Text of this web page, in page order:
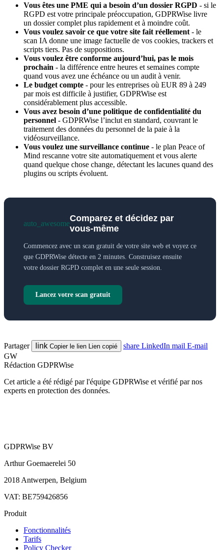
Vous êtes une PME qui a besoin d’un dossier RGPD - si le
RGPD est votre principale préoccupation, GDPRWise livre
un dossier complet plus rapidement et à moindre coût.
Vous voulez savoir ce que votre site fait réellement - le
scan IA donne une image factuelle de vos cookies, trackers et
scripts tiers. Pas de suppositions.
Vous voulez être conforme aujourd’hui, pas le mois
prochain - la différence entre heures et semaines compte
quand vous avez une échéance ou un audit à venir.
Le budget compte - pour les entreprises où EUR 89 à 249
par mois est difficile à justifier, GDPRWise est
considérablement plus accessible.
Vous avez besoin d’une politique de confidentialité du
personnel - GDPRWise l’inclut en standard, couvrant le
traitement des données du personnel de la paie à la
vidéosurveillance.
Vous voulez une surveillance continue - le plan Peace of
Mind rescanne votre site automatiquement et vous alerte
quand quelque chose change, détectant les lacunes quand des
plugins ou scripts évoluent.
auto_awesome
Comparez et décidez par
vous-même
Commencez avec un scan gratuit de votre site web et voyez ce
que GDPRWise détecte en 2 minutes. Construisez ensuite
votre dossier RGPD complet en une seule session.
Lancez votre scan gratuit
Partager link Copier le lien Lien copié share LinkedIn mail E-mail
GW
Rédaction GDPRWise
Cet article a été rédigé par l'équipe GDPRWise et vérifié par nos
experts en protection des données.
GDPRWise BV
Arthur Goemaerelei 50
2018 Antwerpen, Belgium
VAT: BE759426856
Produit
Fonctionnalités
Tarifs
Policy Checker